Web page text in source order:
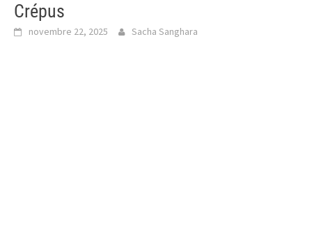
Crépus
novembre 22, 2025 Sacha Sanghara